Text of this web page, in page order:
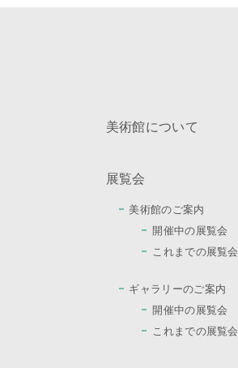
美術館について
展覧会
美術館のご案内
開催中の展覧会
これまでの展覧会
ギャラリーのご案内
開催中の展覧会
これまでの展覧会